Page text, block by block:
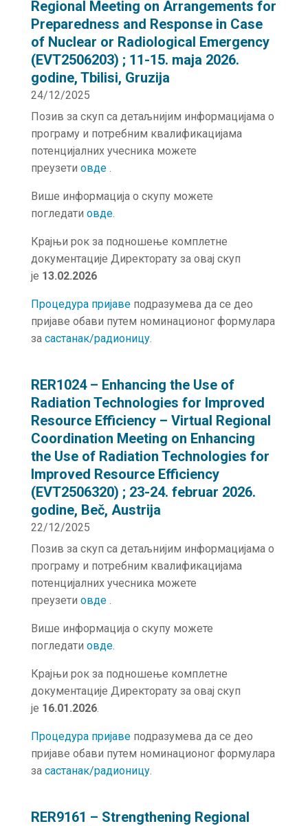
Regional Meeting on Arrangements for
Preparedness and Response in Case
of Nuclear or Radiological Emergency
(EVT2506203) ; 11-15. maja 2026.
godine, Tbilisi, Gruzija
24/12/2025
Позив за скуп са детаљнијим информацијама о
програму и потребним квалификацијама
потенцијалних учесника можете
преузети овде .
Више информација о скупу можете
погледати овде.
Крајњи рок за подношење комплетне
документације Директорату за овај скуп
је 13.02.2026
Процедура пријавеподразумева да се део
пријаве обави путем номинационог формулара
за састанак/радионицу.
RER1024 – Enhancing the Use of
Radiation Technologies for Improved
Resource Efficiency – Virtual Regional
Coordination Meeting on Enhancing
the Use of Radiation Technologies for
Improved Resource Efficiency
(EVT2506320) ; 23-24. februar 2026.
godine, Beč, Austrija
22/12/2025
Позив за скуп са детаљнијим информацијама о
програму и потребним квалификацијама
потенцијалних учесника можете
преузети овде .
Више информација о скупу можете
погледати овде.
Крајњи рок за подношење комплетне
документације Директорату за овај скуп
је 16.01.2026.
Процедура пријавеподразумева да се део
пријаве обави путем номинационог формулара
за састанак/радионицу.
RER9161 – Strengthening Regional